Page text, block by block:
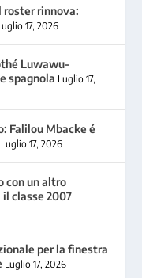
roster rinnova:
17, 2026
Luwawu-
spagnola Luglio 17,
Falilou Mbacke é
Luglio 17, 2026
con un altro
classe 2007
per la finestra
Luglio 17, 2026